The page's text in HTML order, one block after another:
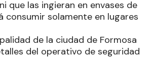
que las ingieran en envases de
consumir solamente en lugares
de la ciudad de Formosa
del operativo de seguridad